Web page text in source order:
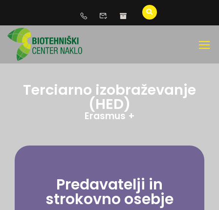
Terciarno izobraževanje
(HED)
Erasmus +
Predavatelji in
strokovno osebje